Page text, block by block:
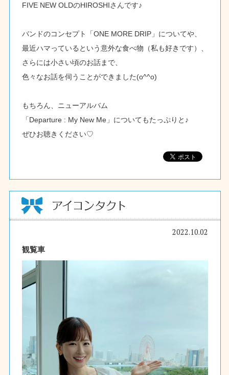
FIVE NEW OLDのHIROSHIさんです♪
バンドのコンセプト「ONE MORE DRIP」についてや、
最近ハマっているという意外な食べ物（私も好きです）、
さらには小さい頃のお話まで、
色々なお話を伺うことができました(o^^o)
もちろん、ニューアルバム
「Departure : My New Me」についてもたっぷりと♪
ぜひお聴きください♡
2022.10.02
観覧車